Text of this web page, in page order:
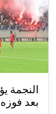
النجمة
بعد